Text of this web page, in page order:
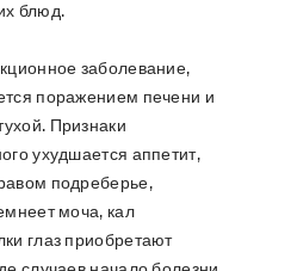
блюд.
заболевание,
поражением печени и
Признаки
ухудшается аппетит,
подреберье,
моча, кал
глаз приобретают